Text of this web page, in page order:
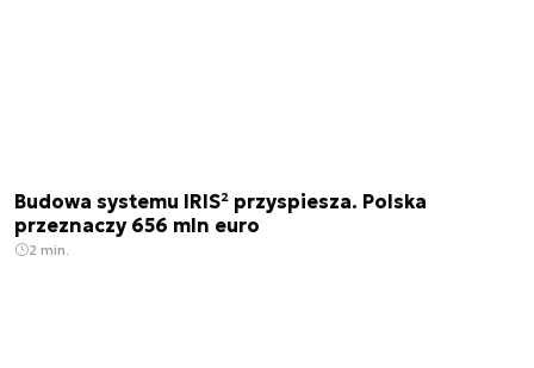
Budowa systemu IRIS² przyspiesza. Polska
przeznaczy 656 mln euro
2 min.